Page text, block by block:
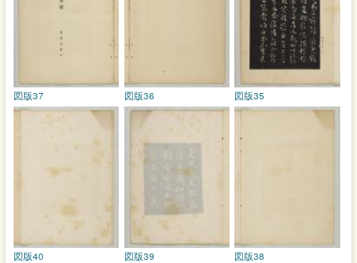
図版35
図版36
図版37
図版38
図版39
図版40